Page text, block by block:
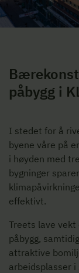
påbygg i
I stedet for å
byene våre på
i høyden med
bygninger
effektivt.
Treets lave
påbygg,
attraktive
arbeidsplasser